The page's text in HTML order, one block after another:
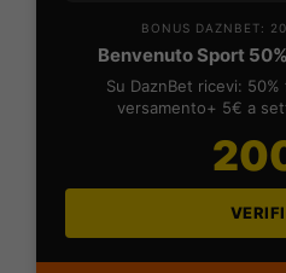
BONUS DAZNBET:
Benvenuto Sport
Su DaznBet ricevi:
versamento+ 5€ a